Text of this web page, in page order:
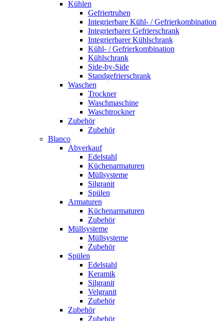
Kühlen
Gefriertruhen
Integrierbare Kühl- / Gefrierkombination
Integrierbarer Gefrierschrank
Integrierbarer Kühlschrank
Kühl- / Gefrierkombination
Kühlschrank
Side-by-Side
Standgefrierschrank
Waschen
Trockner
Waschmaschine
Waschtrockner
Zubehör
Zubehör
Blanco
Abverkauf
Edelstahl
Küchenarmaturen
Müllsysteme
Silgranit
Spülen
Armaturen
Küchenarmaturen
Zubehör
Müllsysteme
Müllsysteme
Zubehör
Spülen
Edelstahl
Keramik
Silgranit
Velgranit
Zubehör
Zubehör
Zubehör